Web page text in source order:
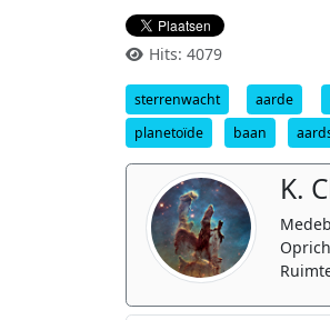
Hits: 4079
sterrenwacht aarde
planetoïde
baan
K.